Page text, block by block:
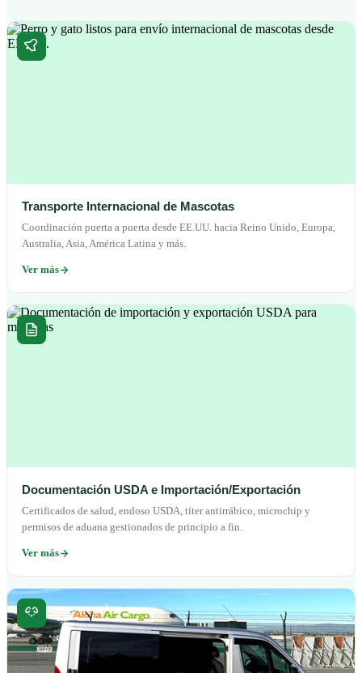
Transporte Internacional de Mascotas
Coordinación puerta a puerta desde EE.UU. hacia Reino Unido, Europa,
Australia, Asia, América Latina y más.
Ver más
Documentación USDA e Importación/Exportación
Certificados de salud, endoso USDA, títer antirrábico, microchip y
permisos de aduana gestionados de principio a fin.
Ver más